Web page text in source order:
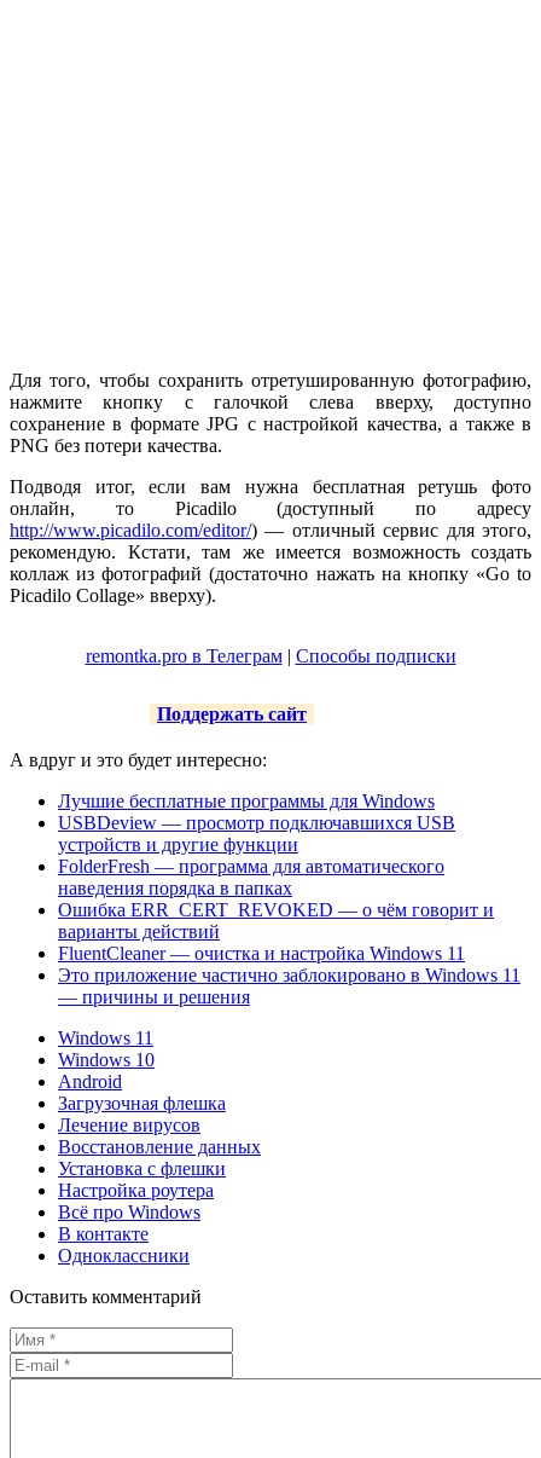
Для того, чтобы сохранить отретушированную фотографию,
нажмите кнопку с галочкой слева вверху, доступно
сохранение в формате JPG с настройкой качества, а также в
PNG без потери качества.
Подводя итог, если вам нужна бесплатная ретушь фото
онлайн, то Picadilo (доступный по адресу
http://www.picadilo.com/editor/) — отличный сервис для этого,
рекомендую. Кстати, там же имеется возможность создать
коллаж из фотографий (достаточно нажать на кнопку «Go to
Picadilo Collage» вверху).
remontka.pro в Телеграм| Способы подписки
Поддержать сайт
А вдруг и это будет интересно:
Лучшие бесплатные программы для Windows
USBDeview — просмотр подключавшихся USB
устройств и другие функции
FolderFresh — программа для автоматического
наведения порядка в папках
Ошибка ERR_CERT_REVOKED — о чём говорит и
варианты действий
FluentCleaner — очистка и настройка Windows 11
Это приложение частично заблокировано в Windows 11
— причины и решения
Windows 11
Windows 10
Android
Загрузочная флешка
Лечение вирусов
Восстановление данных
Установка с флешки
Настройка роутера
Всё про Windows
В контакте
Одноклассники
Оставить комментарий